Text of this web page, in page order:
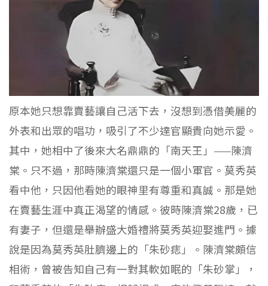
原本她只想靠賣藝讓自己活下去，沒想到憑借美麗的
外表和出眾的唱功，吸引了不少達官顯貴向她示愛。
其中，她相中了後來大名鼎鼎的「南天王」——陳濟
棠。只不過，那時陳濟棠還只是一個小軍官。莫秀英
看中他，只因他看她的眼神里有尊重和真誠。那是她
在賣藝生涯中真正渴望的情感。彼時陳濟棠28歲，已
有妻子，但還是舉辦盛大婚禮將莫秀英迎娶進門。據
說是因為莫秀英肚臍邊上的「朱砂痣」。陳濟棠頗信
相術，曾被告知自己有一對其軟如眠的「朱砂掌」，